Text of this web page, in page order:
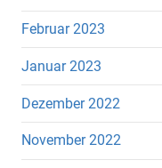
Februar 2023
Januar 2023
Dezember 2022
November 2022